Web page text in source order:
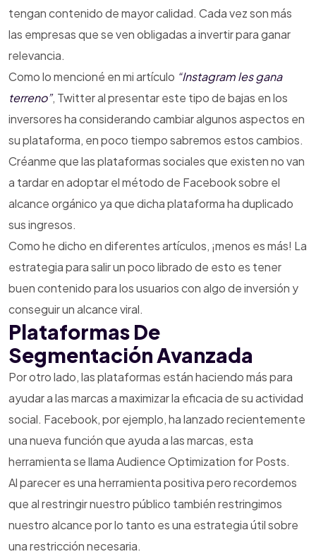
tengan contenido de mayor calidad. Cada vez son más
las empresas que se ven obligadas a invertir para ganar
relevancia.
Como lo mencioné en mi artículo “Instagram les gana
terreno”, Twitter al presentar este tipo de bajas en los
inversores ha considerando cambiar algunos aspectos en
su plataforma, en poco tiempo sabremos estos cambios.
Créanme que las plataformas sociales que existen no van
a tardar en adoptar el método de Facebook sobre el
alcance orgánico ya que dicha plataforma ha duplicado
sus ingresos.
Como he dicho en diferentes artículos, ¡menos es más! La
estrategia para salir un poco librado de esto es tener
buen contenido para los usuarios con algo de inversión y
conseguir un alcance viral.
Plataformas De
Segmentación Avanzada
Por otro lado, las plataformas están haciendo más para
ayudar a las marcas a maximizar la eficacia de su actividad
social. Facebook, por ejemplo, ha lanzado recientemente
una nueva función que ayuda a las marcas, esta
herramienta se llama Audience Optimization for Posts.
Al parecer es una herramienta positiva pero recordemos
que al restringir nuestro público también restringimos
nuestro alcance por lo tanto es una estrategia útil sobre
una restricción necesaria.